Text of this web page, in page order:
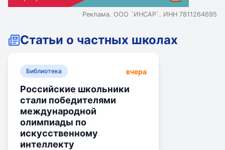
Реклама. ООО `ИНСАР`. ИНН 7811264695
Статьи о частных школах
Библиотека вчера
Российские школьники
стали победителями
международной
олимпиады по
искусственному
интеллекту